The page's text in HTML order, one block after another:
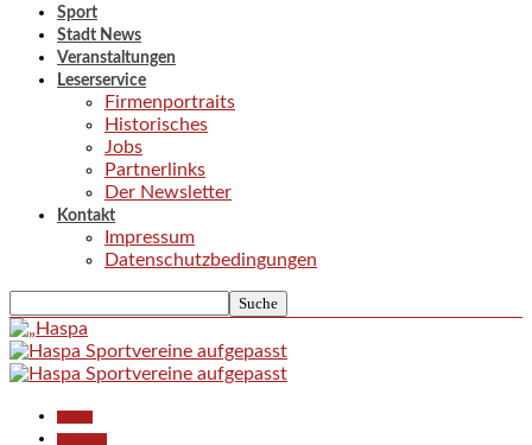
Sport
Stadt News
Veranstaltungen
Leserservice
Firmenportraits
Historisches
Jobs
Partnerlinks
Der Newsletter
Kontakt
Impressum
Datenschutzbedingungen